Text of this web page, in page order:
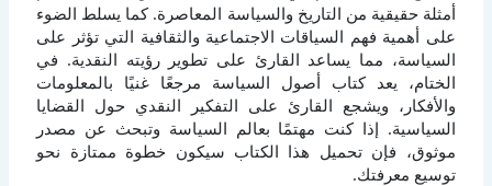
أمثلة حقيقية من التاريخ والسياسة المعاصرة. كما يسلط الضوء
على أهمية فهم السياقات الاجتماعية والثقافية التي تؤثر على
السياسة، مما يساعد القارئ على تطوير رؤيته النقدية. في
الختام، يعد كتاب أصول السياسة مرجعًا غنيًا بالمعلومات
والأفكار، ويشجع القارئ على التفكير النقدي حول القضايا
السياسية. إذا كنت مهتمًا بعالم السياسة وتبحث عن مصدر
موثوق، فإن تحميل هذا الكتاب سيكون خطوة ممتازة نحو
توسيع معرفتك.